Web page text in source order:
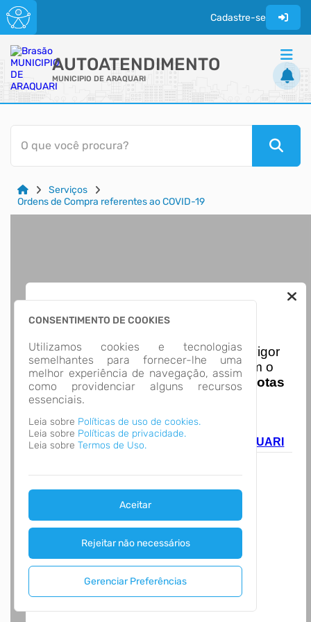
Cadastre-se
AUTOATENDIMENTO
MUNICIPIO DE ARAQUARI
ACESSO RÁPIDO
Acessibilidade
Diário Oficial
O que você procura?
Serviços
Ordens de Compra referentes ao COVID-19
CONSENTIMENTO DE COOKIES
Utilizamos cookies e tecnologias
semelhantes para fornecer-lhe uma
melhor experiência de navegação, assim
como providenciar alguns recursos
essenciais.
Leia sobre Políticas de uso de cookies.
Leia sobre Políticas de privacidade.
Leia sobre Termos de Uso.
Aceitar
Rejeitar não necessários
Gerenciar Preferências
Nota Nacional
Iniciando em01/01/2026entra em vigor
a obrigatoriedade de integração com o
Ambiente de Dados Nacional das
Notas
de Serviço Eletrônicas
acesse o link abaixo e saiba mais.
Autoatendimento - MUNICIPIO DE ARAQUARI